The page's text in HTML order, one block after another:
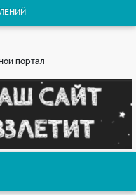
портал